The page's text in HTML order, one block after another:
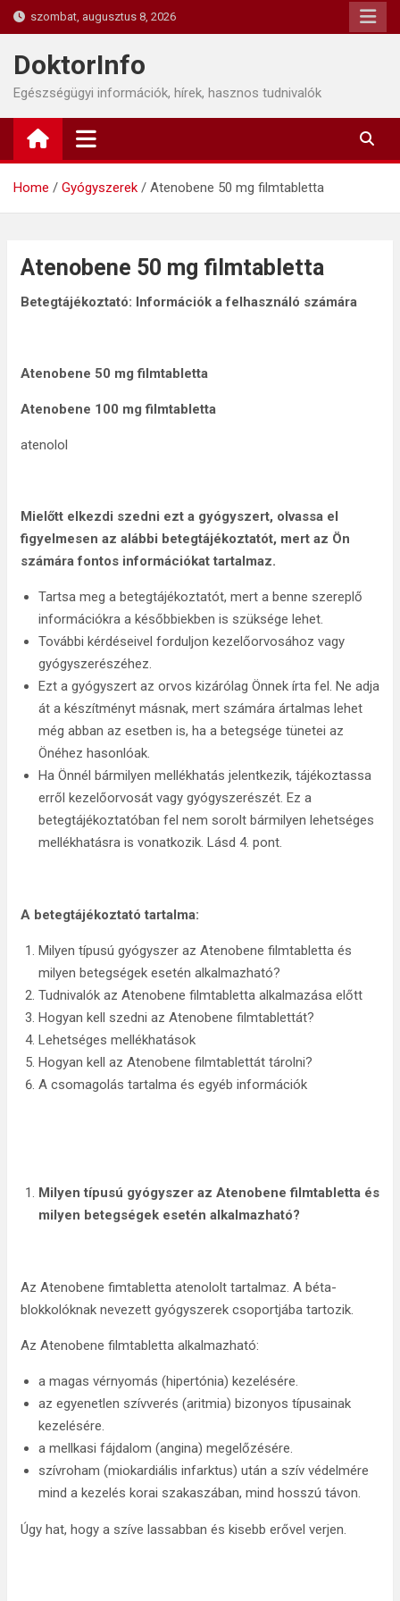
Skip
to
content
szombat, augusztus 8, 2026
DoktorInfo
Egészségügyi információk, hírek, hasznos tudnivalók
Home Gyógyszerek Atenobene 50 mg filmtabletta
Atenobene 50 mg filmtabletta
Betegtájékoztató: Információk a felhasználó számára
Atenobene 50 mg filmtabletta
Atenobene 100 mg filmtabletta
atenolol
Mielőtt elkezdi szedni ezt a gyógyszert, olvassa el
figyelmesen az alábbi betegtájékoztatót, mert az Ön
számára fontos információkat tartalmaz.
Tartsa meg a betegtájékoztatót, mert a benne szereplő
információkra a későbbiekben is szüksége lehet.
További kérdéseivel forduljon kezelőorvosához vagy
gyógyszerészéhez.
Ezt a gyógyszert az orvos kizárólag Önnek írta fel. Ne adja
át a készítményt másnak, mert számára ártalmas lehet
még abban az esetben is, ha a betegsége tünetei az
Önéhez hasonlóak.
Ha Önnél bármilyen mellékhatás jelentkezik, tájékoztassa
erről kezelőorvosát vagy gyógyszerészét. Ez a
betegtájékoztatóban fel nem sorolt bármilyen lehetséges
mellékhatásra is vonatkozik. Lásd 4. pont.
A betegtájékoztató tartalma:
Milyen típusú gyógyszer az Atenobene filmtabletta és
milyen betegségek esetén alkalmazható?
Tudnivalók az Atenobene filmtabletta alkalmazása előtt
Hogyan kell szedni az Atenobene filmtablettát?
Lehetséges mellékhatások
Hogyan kell az Atenobene filmtablettát tárolni?
A csomagolás tartalma és egyéb információk
Milyen típusú gyógyszer az Atenobene filmtabletta és
milyen betegségek esetén alkalmazható?
Az Atenobene fimtabletta atenololt tartalmaz. A béta-
blokkolóknak nevezett gyógyszerek csoportjába tartozik.
Az Atenobene filmtabletta alkalmazható:
a magas vérnyomás (hipertónia) kezelésére.
az egyenetlen szívverés (aritmia) bizonyos típusainak
kezelésére.
a mellkasi fájdalom (angina) megelőzésére.
szívroham (miokardiális infarktus) után a szív védelmére
mind a kezelés korai szakaszában, mind hosszú távon.
Úgy hat, hogy a szíve lassabban és kisebb erővel verjen.